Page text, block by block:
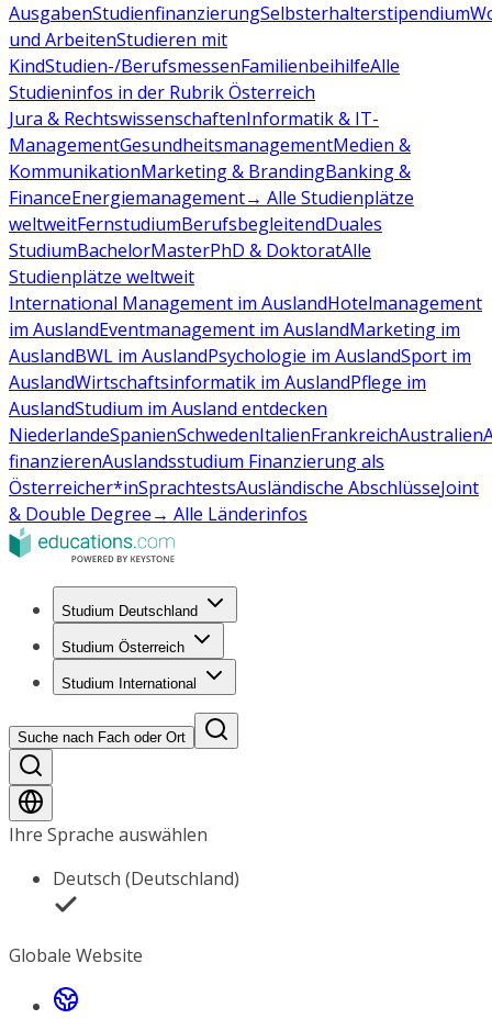
AusgabenStudienfinanzierungSelbsterhalterstipendium
und ArbeitenStudieren mit
KindStudien-/BerufsmessenFamilienbeihilfeAlle
Studieninfos in der Rubrik Österreich
Jura & RechtswissenschaftenInformatik & IT-
ManagementGesundheitsmanagementMedien &
KommunikationMarketing & BrandingBanking &
FinanceEnergiemanagement→ Alle Studienplätze
weltweitFernstudiumBerufsbegleitendDuales
StudiumBachelorMasterPhD & DoktoratAlle
Studienplätze weltweit
International Management im AuslandHotelmanagement
im AuslandEventmanagement im AuslandMarketing im
AuslandBWL im AuslandPsychologie im AuslandSport im
AuslandWirtschaftsinformatik im AuslandPflege im
AuslandStudium im Ausland entdecken
NiederlandeSpanienSchwedenItalienFrankreichAustralien
finanzierenAuslandsstudium Finanzierung als
Österreicher*inSprachtestsAusländische AbschlüsseJoint
& Double Degree→ Alle Länderinfos
Studium Deutschland
Studium Österreich
Studium International
Suche nach Fach oder Ort
Ihre Sprache auswählen
Deutsch (Deutschland)
Globale Website